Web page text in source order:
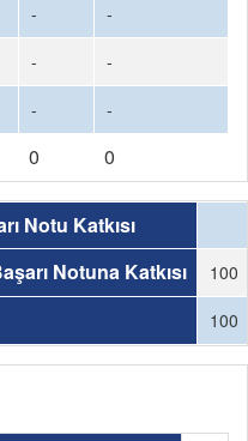
-
-
-
-
- -
0 0
Notu Katkısı
Notuna Katkısı
100
100